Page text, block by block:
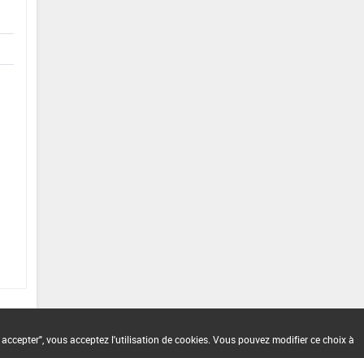
vous acceptez l'utilisation de cookies. Vous pouvez modifier ce choix à